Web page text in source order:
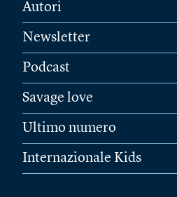
Autori
Newsletter
Podcast
Savage love
Ultimo numero
Internazionale Kids